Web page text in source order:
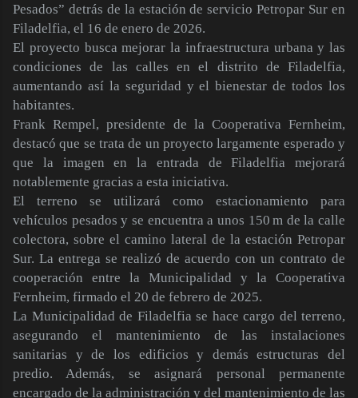
Pesados” detrás de la estación de servicio Petropar Sur en
Filadelfia, el 16 de enero de 2026.
El proyecto busca mejorar la infraestructura urbana y las
condiciones de las calles en el distrito de Filadelfia,
aumentando así la seguridad y el bienestar de todos los
habitantes.
Frank Rempel, presidente de la Cooperativa Fernheim,
destacó que se trata de un proyecto largamente esperado y
que la imagen en la entrada de Filadelfia mejorará
notablemente gracias a esta iniciativa.
El terreno se utilizará como estacionamiento para
vehículos pesados y se encuentra a unos 150 m de la calle
colectora, sobre el camino lateral de la estación Petropar
Sur. La entrega se realizó de acuerdo con un contrato de
cooperación entre la Municipalidad y la Cooperativa
Fernheim, firmado el 20 de febrero de 2025.
La Municipalidad de Filadelfia se hace cargo del terreno,
asegurando el mantenimiento de las instalaciones
sanitarias y de los edificios y demás estructuras del
predio. Además, se asignará personal permanente
encargado de la administración y del mantenimiento de las